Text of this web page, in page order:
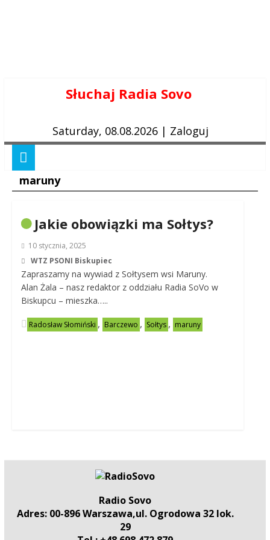
Słuchaj Radia Sovo
Saturday, 08.08.2026 | Zaloguj
maruny
Jakie obowiązki ma Sołtys?
10 stycznia, 2025
WTZ PSONI Biskupiec
Zapraszamy na wywiad z Sołtysem wsi Maruny.
Alan Żala – nasz redaktor z oddziału Radia SoVo w
Biskupcu – mieszka…..
Radosław Słomiński , Barczewo , Sołtys , maruny
Radio Sovo
Adres: 00-896 Warszawa,ul. Ogrodowa 32 lok.
29